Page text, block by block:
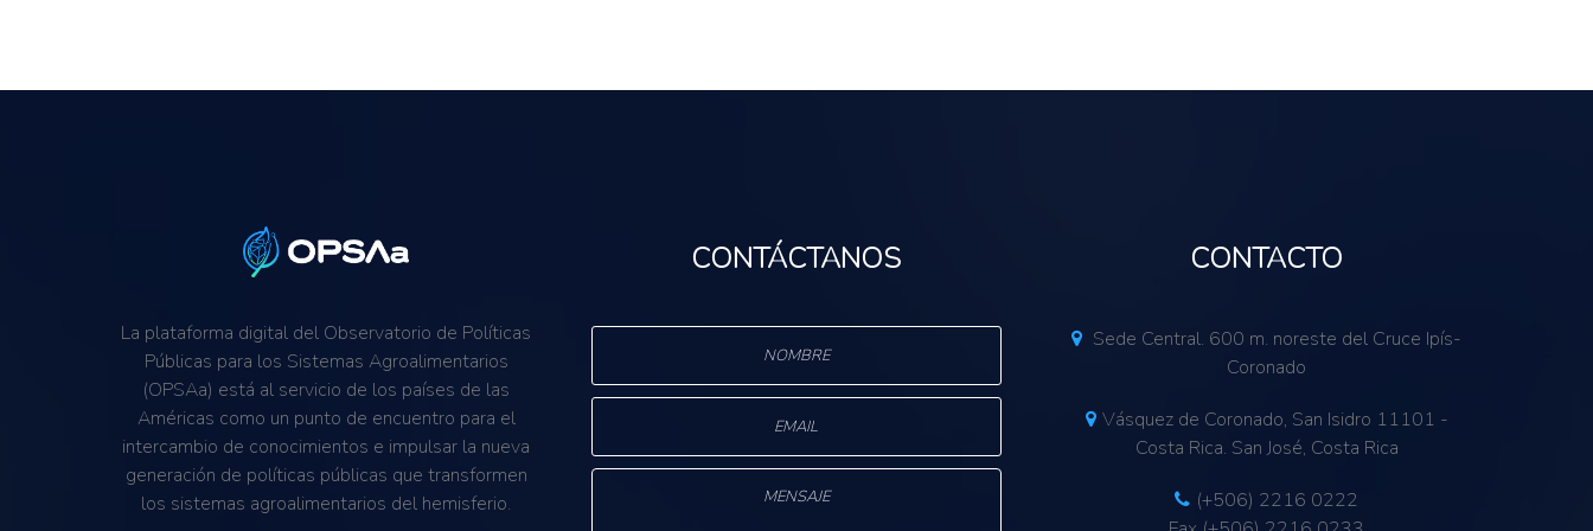
La plataforma digital del Observatorio de Políticas
Públicas para los Sistemas Agroalimentarios
(OPSAa) está al servicio de los países de las
Américas como un punto de encuentro para el
intercambio de conocimientos e impulsar la nueva
generación de políticas públicas que transformen
los sistemas agroalimentarios del hemisferio.
CONTÁCTANOS CONTACTO
Sede Central. 600 m. noreste del Cruce Ipís-
Coronado
Vásquez de Coronado, San Isidro 11101 -
Costa Rica. San José, Costa Rica
(+506) 2216 0222